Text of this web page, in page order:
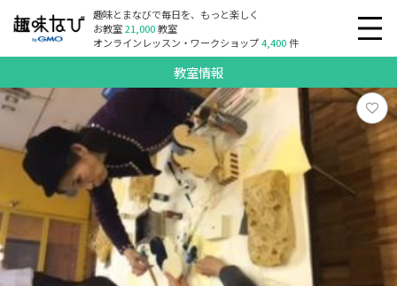
趣味とまなびで毎日を、もっと楽しく
お教室21,000教室
オンラインレッスン・ワークショップ4,400件
教室情報